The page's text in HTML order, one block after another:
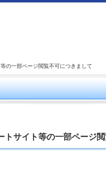
の一部ページ閲覧不可につきまして
トサイト等の一部ページ